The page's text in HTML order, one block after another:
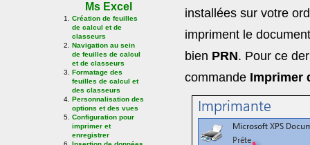
Ms Excel
Création de feuilles
de calcul et de
classeurs
Navigation au sein
de feuilles de calcul
et de classeurs
Formatage des
feuilles de calcul et
des classeurs
Personnalisation des
options et des vues
Configuration pour
imprimer et
enregistrer
installées sur votre
impriment le
bien PRN. Pour ce
commande Imprimer